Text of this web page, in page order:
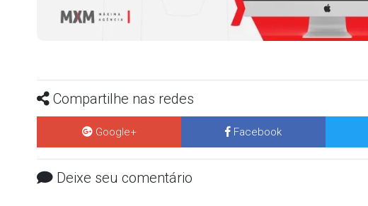
Compartilhe nas redes
Google+ Facebook
Deixe seu comentário